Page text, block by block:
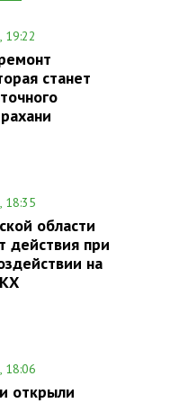
19:22
станет
18:35
области
действия при
на
18:06
открыли